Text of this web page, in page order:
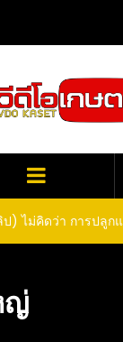
) ไม่คิดว่า การปลูก
โตและหวานขนาดนี้
ญ่